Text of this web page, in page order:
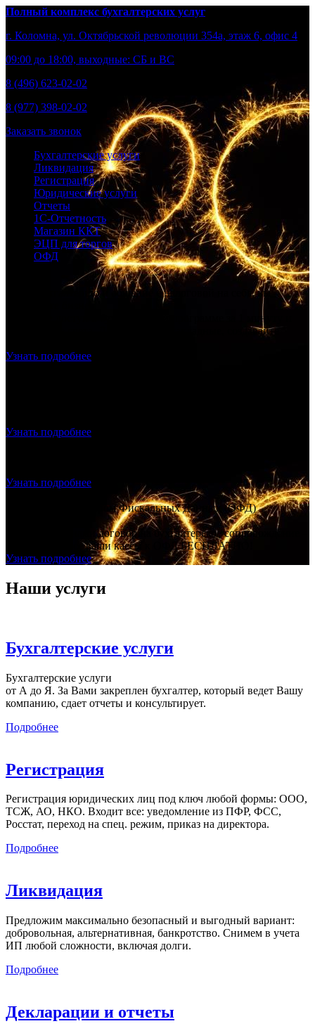
Полный комплекс бухгалтерских услуг
г. Коломна, ул. Октябрьской революции 354а, этаж 6, офис 4
09:00 до 18:00, выходные: СБ и ВС
8 (496) 623-02-02
8 (977) 398-02-02
Заказать звонок
Бухгалтерские услуги
Ликвидация
Регистрация
Юридические услуги
Отчеты
1С-Отчетность
Магазин ККТ
ЭЦП для торгов
ОФД
Берем бухгалтерию и общение с налоговой на себя, вы –
Получите доступ к бухгалтерской программе за 1 минуту и
выставляете счета. Делайте акты, накладные, создавайте
Узнать подробнее
Узнать подробнее
Узнать подробнее
Договор с Оператором Фискальных Данных (ОФД)
Заключаете с нами договор на бухгалтерское сопровождение –
подключаем все ваши кассы к ОФД БЕСПЛАТНО!
Узнать подробнее
Наши услуги
Бухгалтерские услуги
Бухгалтерские услуги
от А до Я. За Вами закреплен бухгалтер, который ведет Вашу
компанию, сдает отчеты и консультирует.
Подробнее
Регистрация
Регистрация юридических лиц под ключ любой формы: ООО,
ТСЖ, АО, НКО. Входит все: уведомление из ПФР, ФСС,
Росстат, переход на спец. режим, приказ на директора.
Подробнее
Ликвидация
Предложим максимально безопасный и выгодный вариант:
добровольная, альтернативная, банкротство. Снимем в учета
ИП любой сложности, включая долги.
Подробнее
Декларации и отчеты